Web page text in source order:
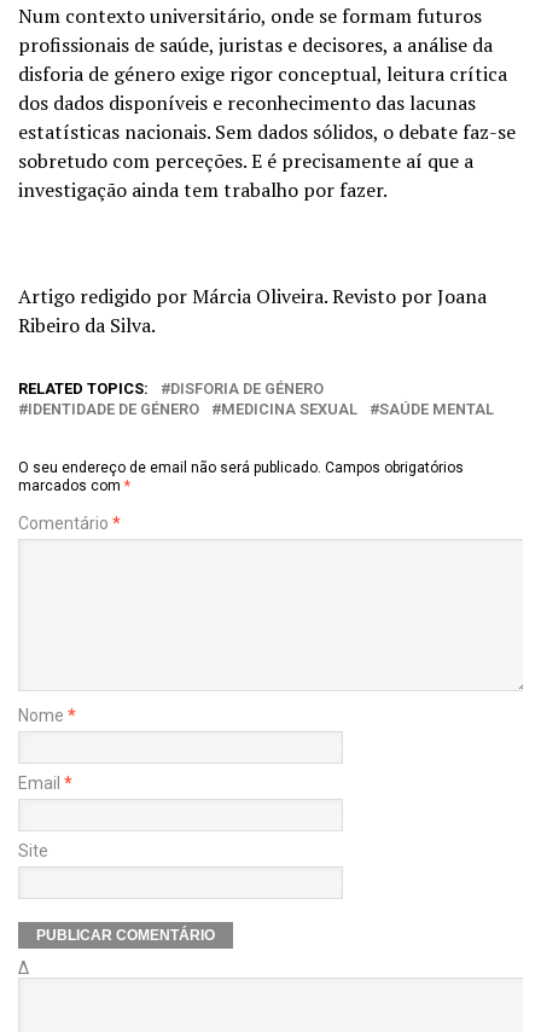
Num contexto universitário, onde se formam futuros
profissionais de saúde, juristas e decisores, a análise da
disforia de género exige rigor conceptual, leitura crítica
dos dados disponíveis e reconhecimento das lacunas
estatísticas nacionais. Sem dados sólidos, o debate faz-se
sobretudo com perceções. E é precisamente aí que a
investigação ainda tem trabalho por fazer.
Artigo redigido por Márcia Oliveira. Revisto por Joana
Ribeiro da Silva.
RELATED TOPICS:
DISFORIA DE GÉNERO
IDENTIDADE DE GÉNERO
MEDICINA SEXUAL SAÚDE MENTAL
O seu endereço de email não será publicado. Campos obrigatórios
marcados com *
Comentário *
Nome *
Email *
Site
Δ